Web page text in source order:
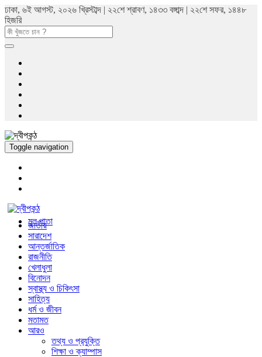
ঢাকা, ৬ই আগস্ট, ২০২৬ খ্রিস্টাব্দ | ২২শে শ্রাবণ, ১৪৩৩ বঙ্গাব্দ | ২২শে সফর, ১৪৪৮
হিজরি
Toggle navigation
মুল পাতা
জাতীয়
সারাদেশ
আন্তর্জাতিক
রাজনীতি
খেলাধুলা
বিনোদন
স্বাস্থ্য ও চিকিৎসা
সাহিত্য
ধর্ম ও জীবন
মতামত
আরও
তথ্য ও প্রযুক্তি
শিক্ষা ও ক্যাম্পাস